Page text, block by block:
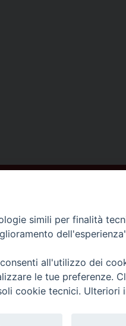
Piazza
simili per finalità
all'utilizzo dei
le tue preferenze.
cookie tecnici. Ulteriori